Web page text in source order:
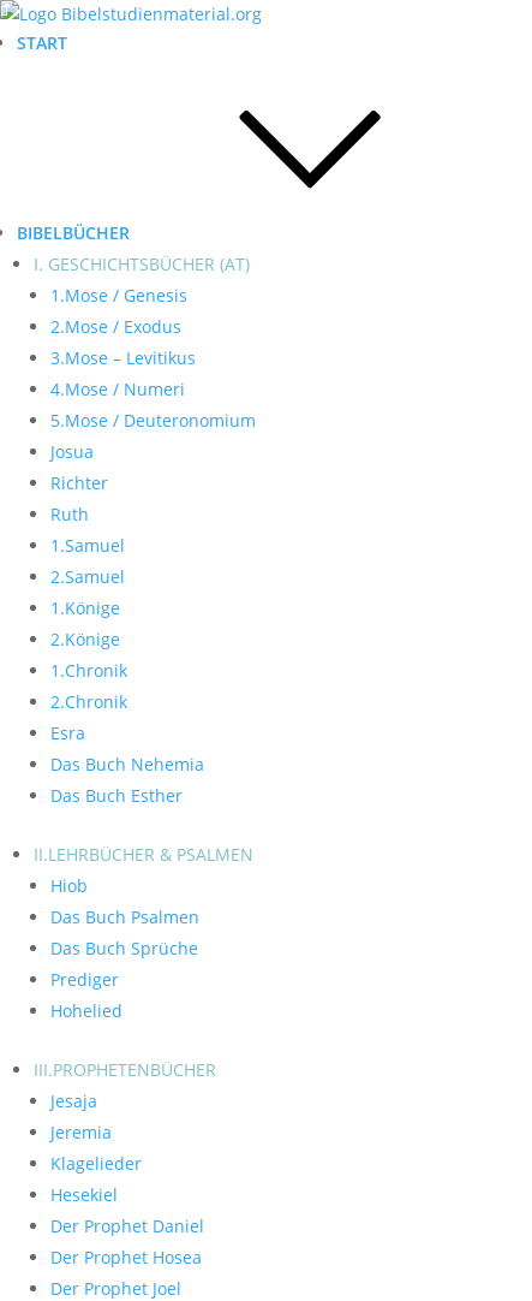
START
BIBELBÜCHER
I. GESCHICHTSBÜCHER (AT)
1.Mose / Genesis
2.Mose / Exodus
3.Mose – Levitikus
4.Mose / Numeri
5.Mose / Deuteronomium
Josua
Richter
Ruth
1.Samuel
2.Samuel
1.Könige
2.Könige
1.Chronik
2.Chronik
Esra
Das Buch Nehemia
Das Buch Esther
II.LEHRBÜCHER & PSALMEN
Hiob
Das Buch Psalmen
Das Buch Sprüche
Prediger
Hohelied
III.PROPHETENBÜCHER
Jesaja
Jeremia
Klagelieder
Hesekiel
Der Prophet Daniel
Der Prophet Hosea
Der Prophet Joel